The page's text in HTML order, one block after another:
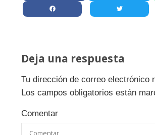
Deja una respuesta
Tu dirección de correo electrónico
Los campos obligatorios están
Comentar